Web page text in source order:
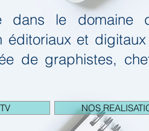
dans le domaine
éditoriaux et
de graphistes,
NOS